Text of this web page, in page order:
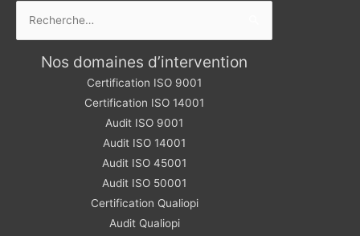
Nos domaines d’intervention
Certification ISO 9001
Certification ISO 14001
Audit ISO 9001
Audit ISO 14001
Audit ISO 45001
Audit ISO 50001
Certification Qualiopi
Audit Qualiopi